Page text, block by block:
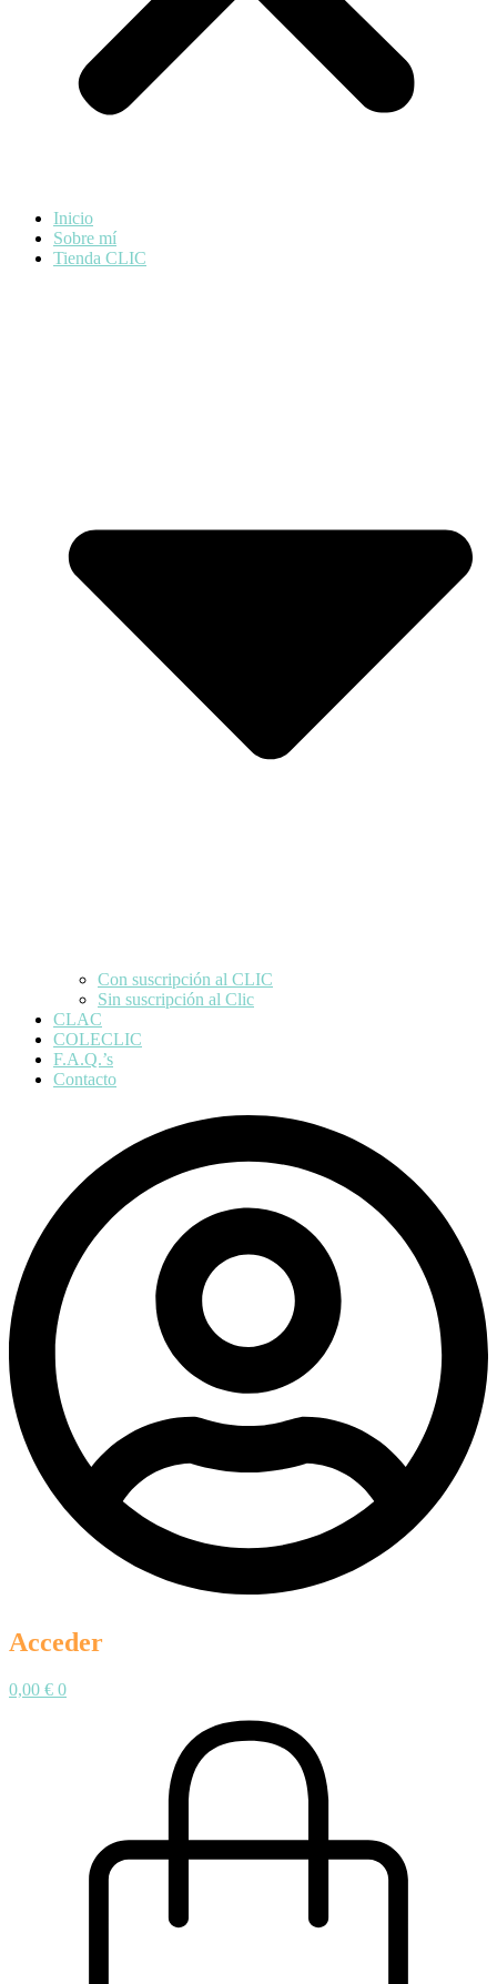
Inicio
Sobre mí
Tienda CLIC
Con suscripción al CLIC
Sin suscripción al Clic
CLAC
COLECLIC
F.A.Q.’s
Contacto
Acceder
0,00 € 0